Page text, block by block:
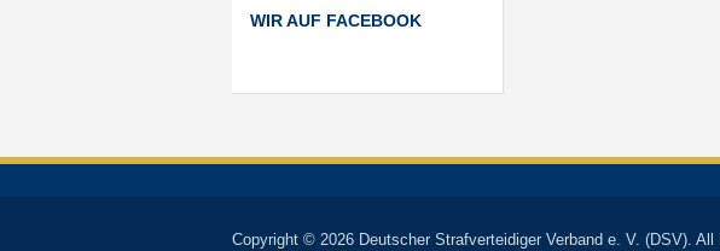
WIR AUF FACEBOOK
Copyright © 2026 Deutscher Strafverteidiger Verband e. V. (DSV). All